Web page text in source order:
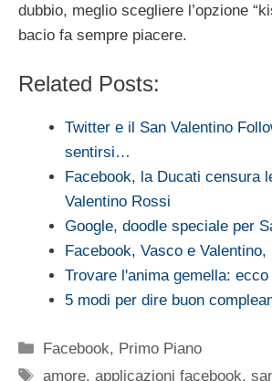
dubbio, meglio scegliere l’opzione
bacio fa sempre piacere.
Related Posts:
Twitter e il San Valentino
sentirsi…
Facebook, la Ducati censura
Valentino Rossi
Google, doodle speciale per
Facebook, Vasco e
Trovare l'anima gemella:
5 modi per dire buon
Categorie
Facebook, Primo Piano
Tag
amore,applicazioni facebook,